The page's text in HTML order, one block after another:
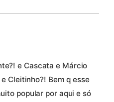
e Cascata e Márcio
Cleitinho?! Bem q esse
popular por aqui e só